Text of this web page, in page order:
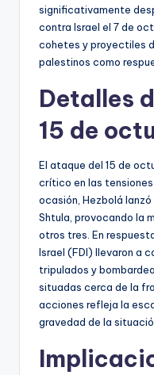
significativamente
contra Israel el 7 de
cohetes y proyectiles
palestinos como
Detalles
15 de
El ataque del 15 de
crítico en las
ocasión, Hezbolá
Shtula, provocando la
otros tres. En
Israel (FDI) llevaron a
tripulados y
situadas cerca de la
acciones refleja la
gravedad de la